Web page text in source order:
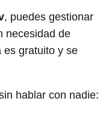
, puedes gestionar
necesidad de
es gratuito y se
hablar con nadie: